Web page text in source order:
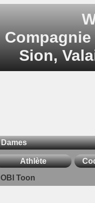
Sion,
Athlète
Toon